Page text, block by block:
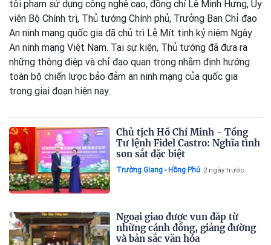
tội phạm sử dụng công nghệ cao, đồng chí Lê Minh Hưng, Ủy
viên Bộ Chính trị, Thủ tướng Chính phủ, Trưởng Ban Chỉ đạo
An ninh mạng quốc gia đã chủ trì Lễ Mít tinh kỷ niệm Ngày
An ninh mạng Việt Nam. Tại sự kiện, Thủ tướng đã đưa ra
những thông điệp và chỉ đạo quan trọng nhằm định hướng
toàn bộ chiến lược bảo đảm an ninh mạng của quốc gia
trong giai đoạn hiện nay.
Chủ tịch Hồ Chí Minh - Tổng
Tư lệnh Fidel Castro: Nghĩa tình
son sắt đặc biệt
Trường Giang - Hồng Phú 2 ngày trước
Ngoại giao được vun đắp từ
những cánh đồng, giảng đường
và bản sắc văn hóa